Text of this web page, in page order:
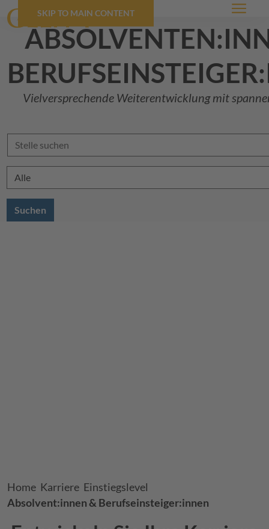
SKIP TO MAIN CONTENT Menü
Vielversprechende Weiterentwicklung mit
Breadcrumb
Home Karriere Einstiegslevel
Absolvent:innen & Berufseinsteiger:innen